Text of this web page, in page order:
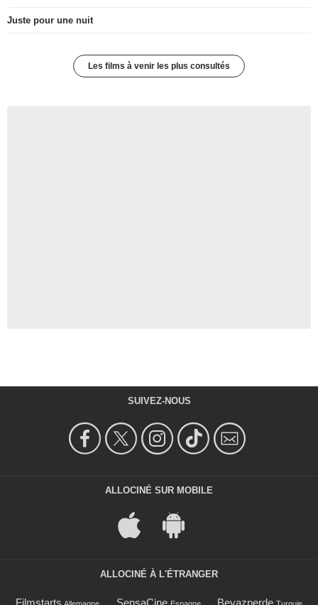
Juste pour une nuit
Les films à venir les plus consultés
SUIVEZ-NOUS
ALLOCINÉ SUR MOBILE
ALLOCINÉ À L'ÉTRANGER
Filmstarts SensaCine Beyazperde